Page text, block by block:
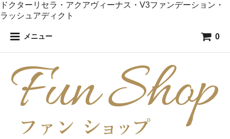
ドクターリセラ・アクアヴィーナス・V3ファンデーション・
ラッシュアディクト
メニュー 0